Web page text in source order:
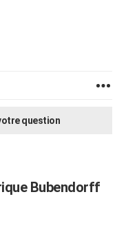
question
Bubendorff